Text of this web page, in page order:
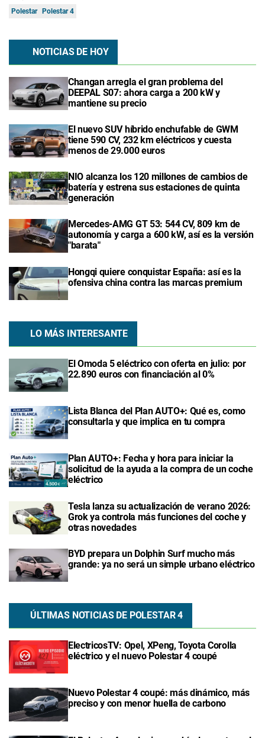
Polestar Polestar 4
NOTICIAS DE HOY
Changan arregla el gran problema del
DEEPAL S07: ahora carga a 200 kW y
mantiene su precio
El nuevo SUV híbrido enchufable de GWM
tiene 590 CV, 232 km eléctricos y cuesta
menos de 29.000 euros
NIO alcanza los 120 millones de cambios de
batería y estrena sus estaciones de quinta
generación
Mercedes-AMG GT 53: 544 CV, 809 km de
autonomía y carga a 600 kW, así es la versión
"barata"
Hongqi quiere conquistar España: así es la
ofensiva china contra las marcas premium
LO MÁS INTERESANTE
El Omoda 5 eléctrico con oferta en julio: por
22.890 euros con financiación al 0%
Lista Blanca del Plan AUTO+: Qué es, como
consultarla y que implica en tu compra
Plan AUTO+: Fecha y hora para iniciar la
solicitud de la ayuda a la compra de un coche
eléctrico
Tesla lanza su actualización de verano 2026:
Grok ya controla más funciones del coche y
otras novedades
BYD prepara un Dolphin Surf mucho más
grande: ya no será un simple urbano eléctrico
ÚLTIMAS NOTICIAS DE POLESTAR 4
ElectricosTV: Opel, XPeng, Toyota Corolla
eléctrico y el nuevo Polestar 4 coupé
Nuevo Polestar 4 coupé: más dinámico, más
preciso y con menor huella de carbono